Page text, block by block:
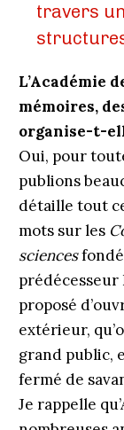
travers
L’Académie
mémoires,
organise-t-
Oui, pour
publions
détaille tout
mots sur les
sciences
prédécesseur
proposé
extérieur,
grand public,
fermé de
Je rappelle